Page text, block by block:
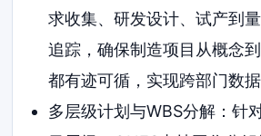
求收集、研发设计、试产到
追踪，确保制造项目从概念
都有迹可循，实现跨部门数据
多层级计划与WBS分解：针